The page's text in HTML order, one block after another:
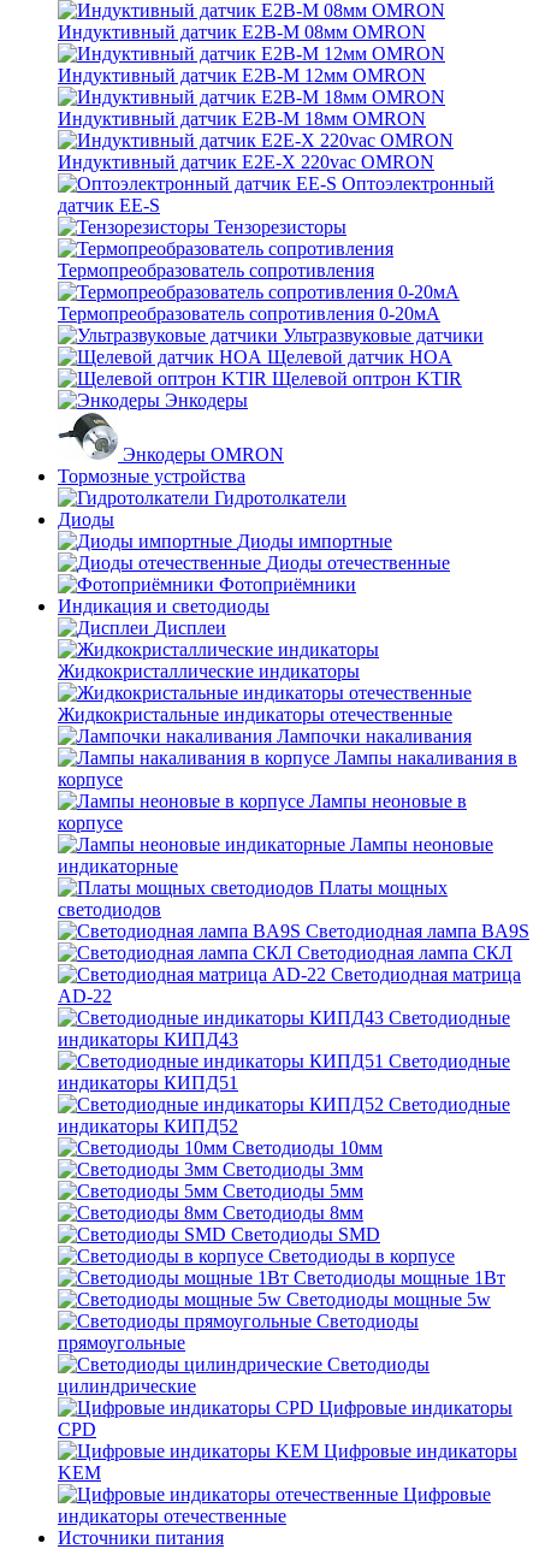
Индуктивный датчик E2B-M 08мм OMRON
Индуктивный датчик E2B-M 12мм OMRON
Индуктивный датчик E2B-M 18мм OMRON
Индуктивный датчик E2E-X 220vac OMRON
Оптоэлектронный
датчик EE-S
Тензорезисторы
Термопреобразователь сопротивления
Термопреобразователь сопротивления 0-20мА
Ультразвуковые датчики
Щелевой датчик HOA
Щелевой оптрон KTIR
Энкодеры
Энкодеры OMRON
Тормозные устройства
Гидротолкатели
Диоды
Диоды импортные
Диоды отечественные
Фотоприёмники
Индикация и светодиоды
Дисплеи
Жидкокристаллические индикаторы
Жидкокристальные индикаторы отечественные
Лампочки накаливания
Лампы накаливания в
корпусе
Лампы неоновые в
корпусе
Лампы неоновые
индикаторные
Платы мощных
светодиодов
Светодиодная лампа BA9S
Светодиодная лампа СКЛ
Светодиодная матрица
AD-22
Светодиодные
индикаторы КИПД43
Светодиодные
индикаторы КИПД51
Светодиодные
индикаторы КИПД52
Светодиоды 10мм
Светодиоды 3мм
Светодиоды 5мм
Светодиоды 8мм
Светодиоды SMD
Светодиоды в корпусе
Светодиоды мощные 1Вт
Светодиоды мощные 5w
Светодиоды
прямоугольные
Светодиоды
цилиндрические
Цифровые индикаторы
CPD
Цифровые индикаторы
KEM
Цифровые
индикаторы отечественные
Источники питания